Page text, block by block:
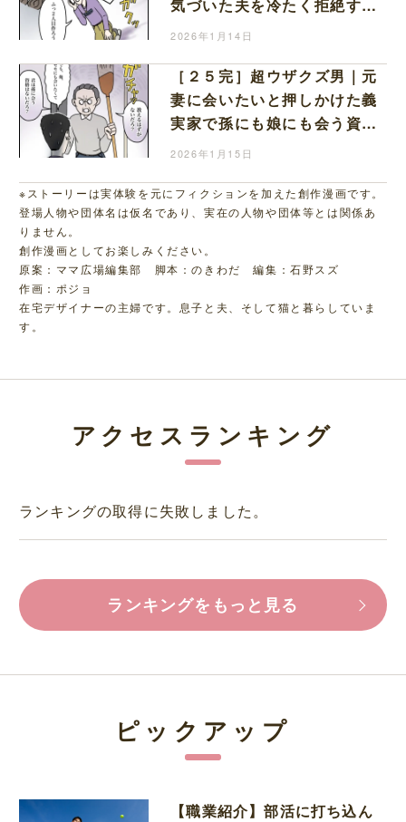
気づいた夫を冷たく拒絶する
も２人目を作ろうと諦めずに
2026年1月14日
［２５完］超ウザクズ男｜元
妻に会いたいと押しかけた義
実家で孫にも娘にも会う資格
などないと冷たく追い払われ
2026年1月15日
※ストーリーは実体験を元にフィクションを加えた創作漫画です。
登場人物や団体名は仮名であり、実在の人物や団体等とは関係あ
りません。
創作漫画としてお楽しみください。
原案：ママ広場編集部 脚本：のきわだ 編集：石野スズ
作画：ポジョ
在宅デザイナーの主婦です。息子と夫、そして猫と暮らしていま
す。
アクセスランキング
ランキングの取得に失敗しました。
ランキングをもっと見る
ピックアップ
【職業紹介】部活に打ち込ん